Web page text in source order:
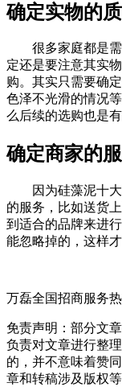
确定实物的
很多家庭都是需
定还是要注意其实
购。其实只需要确
色泽不光滑的情况
么后续的选购也是有
确定商家的
因为硅藻泥十大
的服务，比如送货
到适合的品牌来进
能忽略掉的，这样
万磊全国招商服务热
免责声明：部分文
负责对文章进行整
的，并不意味着赞
章和转稿涉及版权